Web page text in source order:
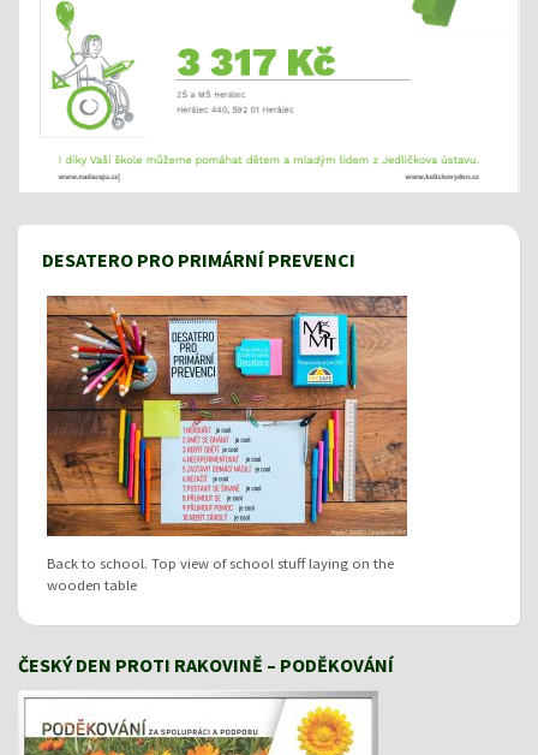
DESATERO PRO PRIMÁRNÍ PREVENCI
Back to school. Top view of school stuff laying on the
wooden table
ČESKÝ DEN PROTI RAKOVINĚ – PODĚKOVÁNÍ